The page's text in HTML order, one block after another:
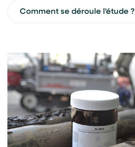
Comment se déroule l'étude ?